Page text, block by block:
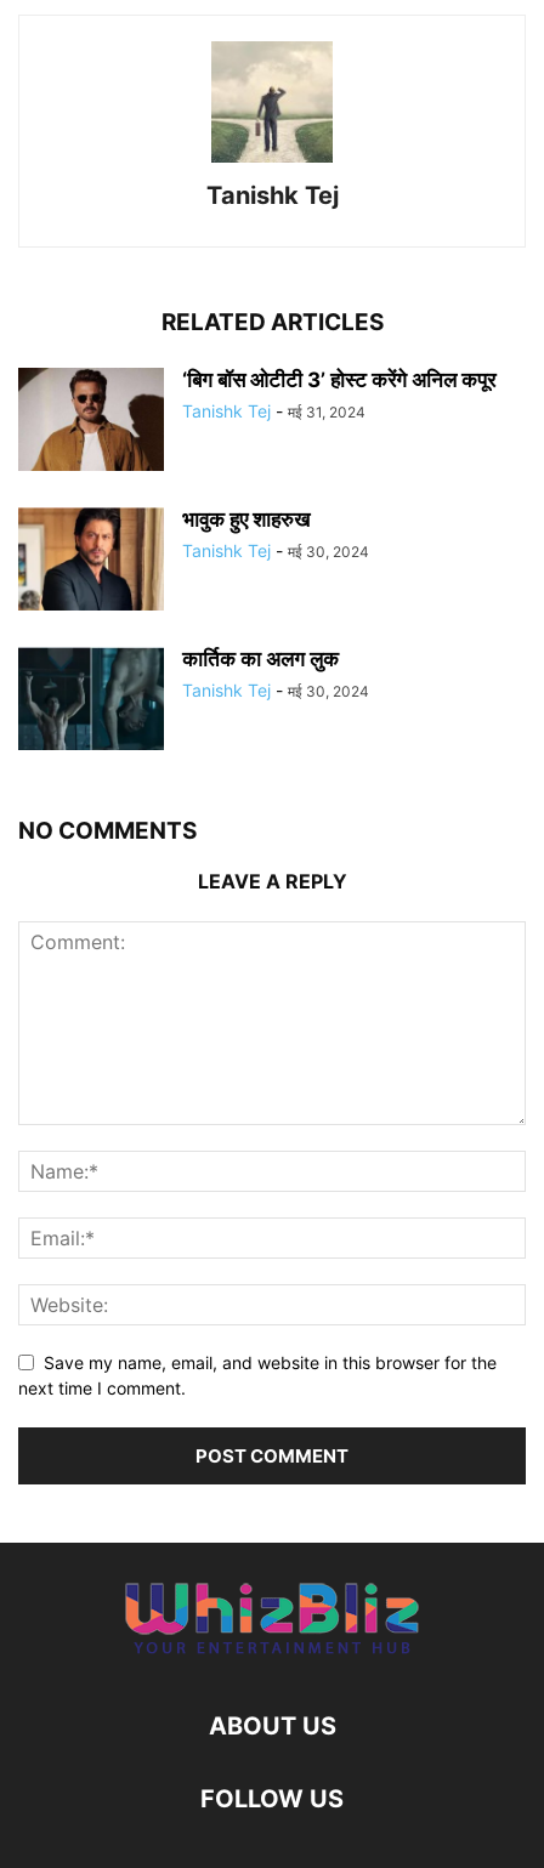
Tanishk Tej
RELATED ARTICLES
‘बिग बॉस ओटीटी 3’ होस्ट करेंगे अनिल कपूर
Tanishk Tej - मई 31, 2024
भावुक हुए शाहरुख
Tanishk Tej - मई 30, 2024
कार्तिक का अलग लुक
Tanishk Tej - मई 30, 2024
NO COMMENTS
LEAVE A REPLY
Save my name, email, and website in this browser for the
next time I comment.
ABOUT US
FOLLOW US